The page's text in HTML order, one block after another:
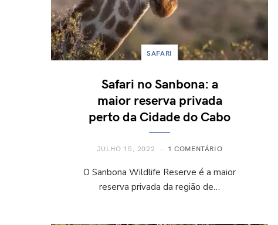
SAFARI
Safari no Sanbona: a
maior reserva privada
perto da Cidade do Cabo
JULHO 15, 2022 1 COMENTÁRIO
O Sanbona Wildlife Reserve é a maior
reserva privada da região de…